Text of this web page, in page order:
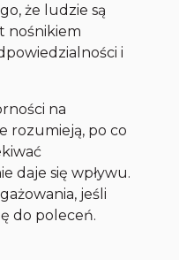
że ludzie są
nośnikiem
i
na
rozumieją, po co
daje się wpływu.
jeśli
do poleceń.